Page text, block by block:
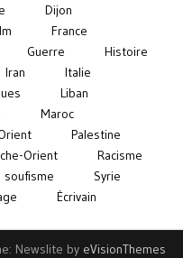
Dijon
France
Guerre
Histoire
Iran
Italie
Liban
Maroc
Palestine
Orient
Racisme
soufisme
Syrie
Écrivain
Newslite by eVisionThemes